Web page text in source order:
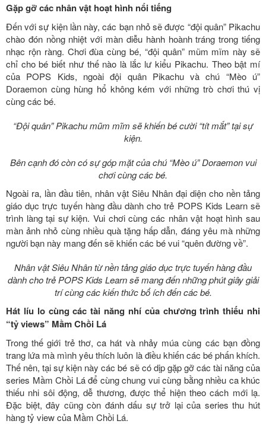
Gặp gỡ các nhân vật hoạt hình nổi tiếng
Đến với sự kiện lần này, các bạn nhỏ sẽ được “đội quân” Pikachu
chào đón nồng nhiệt với màn diễu hành hoành tráng trong tiếng
nhạc rộn ràng. Chơi đùa cùng bé, “đội quân” mũm mĩm này sẽ
chỉ cho bé biết như thế nào là lắc lư kiểu Pikachu. Theo bật mí
của POPS Kids, ngoài đội quân Pikachu và chú “Mèo ú”
Doraemon cùng hùng hổ không kém với những trò chơi thú vị
cùng các bé.
“Đội quân” Pikachu mũm mĩm sẽ khiến bé cười “tít mắt” tại sự
kiện.
Bên cạnh đó còn có sự góp mặt của chú “Mèo ú” Doraemon vui
chơi cùng các bé.
Ngoài ra, lần đầu tiên, nhân vật Siêu Nhân đại diện cho nền tảng
giáo dục trực tuyến hàng đầu dành cho trẻ POPS Kids Learn sẽ
trình làng tại sự kiện. Vui chơi cùng các nhân vật hoạt hình sau
màn ảnh nhỏ cùng nhiều quà tặng hấp dẫn, đáng yêu mà những
người bạn này mang đến sẽ khiến các bé vui “quên đường về”.
Nhân vật Siêu Nhân từ nền tảng giáo dục trực tuyến hàng đầu
dành cho trẻ POPS Kids Learn sẽ mang đến những phút giây giải
trí cùng các kiến thức bổ ích đến các bé.
Hát líu lo cùng các tài năng nhí của chương trình thiếu nhi
“tỷ views” Mầm Chồi Lá
Trong thế giới trẻ thơ, ca hát và nhảy múa cùng các bạn đồng
trang lứa mà mình yêu thích luôn là điều khiến các bé phấn khích.
Thế nên, tại sự kiện này các bé sẽ có dịp gặp gỡ các tài năng của
series Mầm Chồi Lá để cùng chung vui cùng bằng nhiều ca khúc
thiếu nhi sôi động, dễ thương, được thể hiện theo cách mới lạ.
Đặc biệt, đây cũng còn đánh dấu sự trở lại của series thu hút
hàng tỷ view của Mầm Chồi Lá.